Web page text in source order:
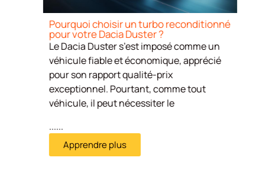
Pourquoi choisir un turbo reconditionné
pour votre Dacia Duster ?
Le Dacia Duster s’est imposé comme un
véhicule fiable et économique, apprécié
pour son rapport qualité-prix
exceptionnel. Pourtant, comme tout
véhicule, il peut nécessiter le
......
Apprendre plus